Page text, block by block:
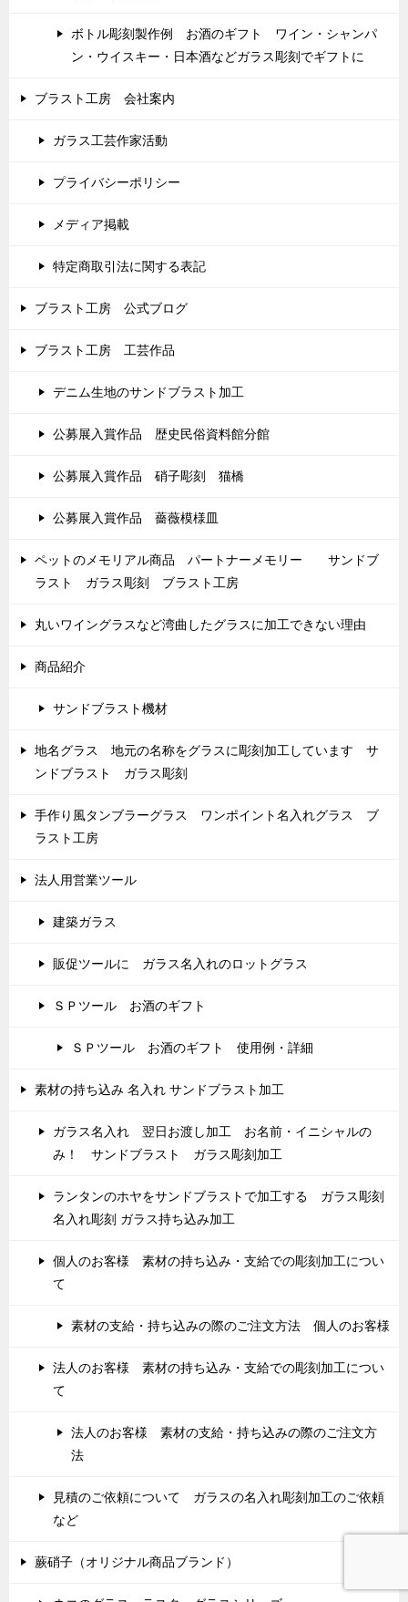
ボトル彫刻製作例 お酒のギフト ワイン・シャンパ
ン・ウイスキー・日本酒などガラス彫刻でギフトに
ブラスト工房 会社案内
ガラス工芸作家活動
プライバシーポリシー
メディア掲載
特定商取引法に関する表記
ブラスト工房 公式ブログ
ブラスト工房 工芸作品
デニム生地のサンドブラスト加工
公募展入賞作品 歴史民俗資料館分館
公募展入賞作品 硝子彫刻 猫橋
公募展入賞作品 薔薇模様皿
ペットのメモリアル商品 パートナーメモリー サンドブ
ラスト ガラス彫刻 ブラスト工房
丸いワイングラスなど湾曲したグラスに加工できない理由
商品紹介
サンドブラスト機材
地名グラス 地元の名称をグラスに彫刻加工しています サ
ンドブラスト ガラス彫刻
手作り風タンブラーグラス ワンポイント名入れグラス ブ
ラスト工房
法人用営業ツール
建築ガラス
販促ツールに ガラス名入れのロットグラス
ＳＰツール お酒のギフト
ＳＰツール お酒のギフト 使用例・詳細
素材の持ち込み 名入れ サンドブラスト加工
ガラス名入れ 翌日お渡し加工 お名前・イニシャルの
み！ サンドブラスト ガラス彫刻加工
ランタンのホヤをサンドブラストで加工する ガラス彫刻
名入れ彫刻 ガラス持ち込み加工
個人のお客様 素材の持ち込み・支給での彫刻加工につい
て
素材の支給・持ち込みの際のご注文方法 個人のお客様
法人のお客様 素材の持ち込み・支給での彫刻加工につい
て
法人のお客様 素材の支給・持ち込みの際のご注文方
法
見積のご依頼について ガラスの名入れ彫刻加工のご依頼
など
蕨硝子（オリジナル商品ブランド）